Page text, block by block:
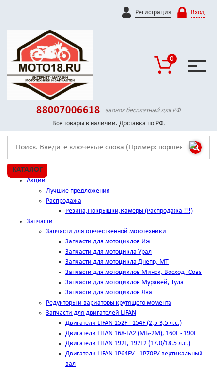
Регистрация Вход
0
88007006618
звонок бесплатный для РФ
Все товары в наличии. Доставка по РФ.
КАТАЛОГ
Акции
Лучшие предложения
Распродажа
Резина,Покрышки,Камеры (Распродажа !!!)
Запчасти
Запчасти для отечественной мототехники
Запчасти для мотоциклов Иж
Запчасти для мотоцикла Урал
Запчасти для мотоцикла Днепр, МТ
Запчасти для мотоциклов Минск, Восход, Сова
Запчасти для мотоциклов Муравей, Тула
Запчасти для мотоциклов Ява
Редукторы и вариаторы крутящего момента
Запчасти для двигателей LIFAN
Двигатели LIFAN 152F - 154F (2,5-3,5 л.с.)
Двигатели LIFAN 168-FA2 (МБ-2М), 160F - 190F
Двигатели LIFAN 192F, 192F2 (17.0/18.5 л.с.)
Двигатели LIFAN 1Р64FV - 1Р70FV вертикальный
вал